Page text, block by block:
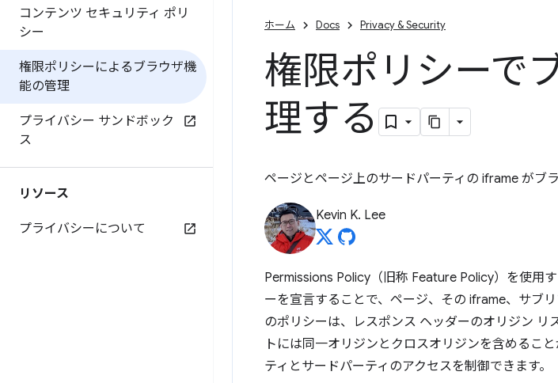
コンテンツ セキュリティ ポリ
シー
権限ポリシーによるブラウザ機
能の管理
プライバシー サンドボック
ス
リソース
プライバシーについて
ホーム Docs Privacy & Security
権限ポリシーで
理する
ページとページ上のサードパーティの iframe がブ
Kevin K. Lee
Permissions Policy（旧称 Feature Policy）を使用
ーを宣言することで、ページ、その iframe、サブ
のポリシーは、レスポンス ヘッダーのオリジン
トには同一オリジンとクロスオリジンを含めるこ
ティとサードパーティのアクセスを制御できます。